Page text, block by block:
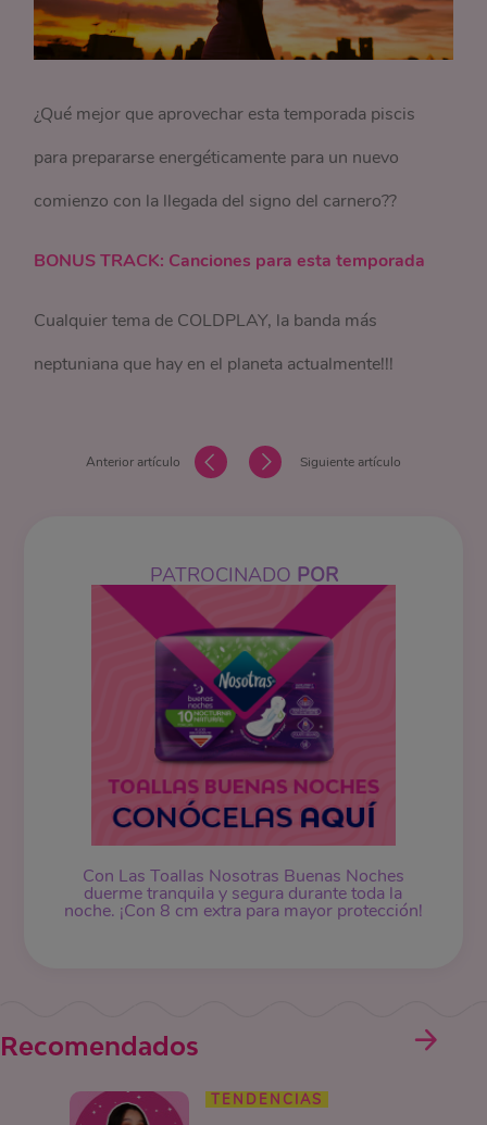
¿Qué mejor que aprovechar esta temporada piscis
para prepararse energéticamente para un nuevo
comienzo con la llegada del signo del carnero??
BONUS TRACK: Canciones para esta temporada
Cualquier tema de COLDPLAY, la banda más
neptuniana que hay en el planeta actualmente!!!
Anterior artículo Siguiente artículo
PATROCINADO POR
Con Las Toallas Nosotras Buenas Noches
duerme tranquila y segura durante toda la
noche. ¡Con 8 cm extra para mayor protección!
Recomendados
TENDENCIAS